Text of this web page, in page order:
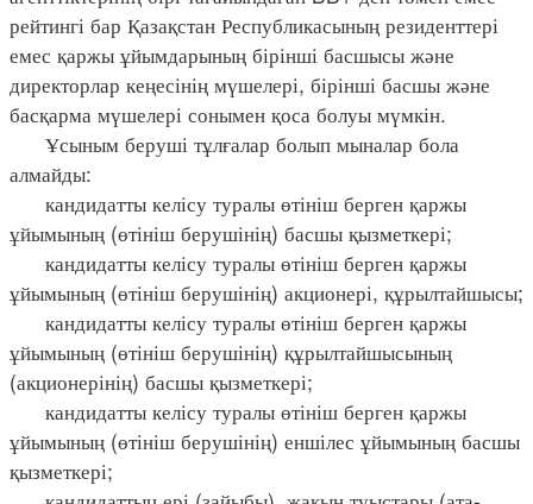
рейтингі бар Қазақстан Республикасының резиденттері
емес қаржы ұйымдарының бірінші басшысы және
директорлар кеңесінің мүшелері, бірінші басшы және
басқарма мүшелері сонымен қоса болуы мүмкін.
Ұсыным беруші тұлғалар болып мыналар бола
алмайды:
кандидатты келісу туралы өтініш берген қаржы
ұйымының (өтініш берушінің) басшы қызметкері;
кандидатты келісу туралы өтініш берген қаржы
ұйымының (өтініш берушінің) акционері, құрылтайшысы;
кандидатты келісу туралы өтініш берген қаржы
ұйымының (өтініш берушінің) құрылтайшысының
(акционерінің) басшы қызметкері;
кандидатты келісу туралы өтініш берген қаржы
ұйымының (өтініш берушінің) еншілес ұйымының басшы
қызметкері;